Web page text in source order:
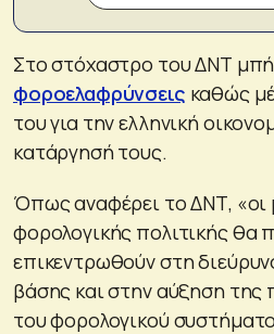
Στο στόχαστρο του ΔΝΤ
φοροελαφρύνσεις καθώς
του για την ελληνική
κατάργησή τους.
Όπως αναφέρει το ΔΝΤ, «οι
φορολογικής πολιτικής θα
επικεντρωθούν στη
βάσης και στην αύξηση της
του φορολογικού